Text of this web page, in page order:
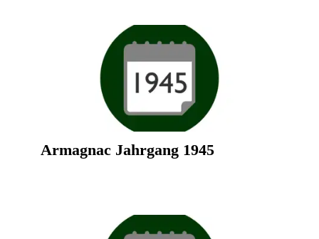
Armagnac Jahrgang 1945